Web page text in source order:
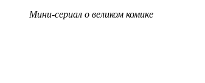
Мини-сериал о великом комике